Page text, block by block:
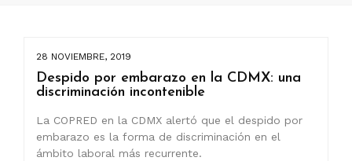
28 NOVIEMBRE, 2019
Despido por embarazo en la CDMX: una
discriminación incontenible
La COPRED en la CDMX alertó que el despido por
embarazo es la forma de discriminación en el
ámbito laboral más recurrente.